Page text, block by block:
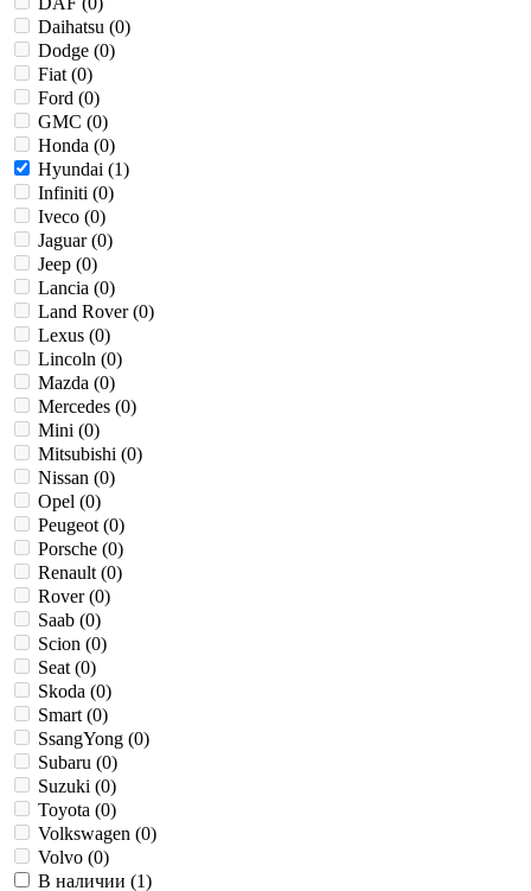
Daihatsu (0)
Dodge (0)
Fiat (0)
Ford (0)
GMC (0)
Honda (0)
Hyundai (1)
Infiniti (0)
Iveco (0)
Jaguar (0)
Jeep (0)
Lancia (0)
Land Rover (0)
Lexus (0)
Lincoln (0)
Mazda (0)
Mercedes (0)
Mini (0)
Mitsubishi (0)
Nissan (0)
Opel (0)
Peugeot (0)
Porsche (0)
Renault (0)
Rover (0)
Saab (0)
Scion (0)
Seat (0)
Skoda (0)
Smart (0)
SsangYong (0)
Subaru (0)
Suzuki (0)
Toyota (0)
Volkswagen (0)
Volvo (0)
В наличии (1)